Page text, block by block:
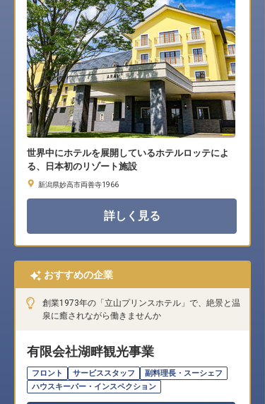
世界中にホテルを展開しているホテルロッテによ
る、日本初のリゾート施設
新潟県妙高市両善寺1966
詳しく見る
おすすめの企業
創業1973年の「立山プリンスホテル」で、絶景と温
泉に癒されながら働きませんか
有限会社湖畔観光事業
フロント サービススタッフ
副料理長・スーシェフ
ハウスキーパー・インスペクション